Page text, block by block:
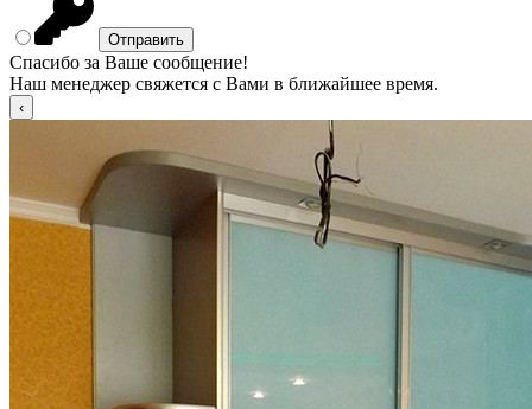
Спасибо за Ваше сообщение!
Наш менеджер свяжется с Вами в ближайшее время.